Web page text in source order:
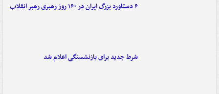
۶ دستاورد بزرگ ایران در ۱۶۰ روز رهبری رهبر انقلاب
شرط جدید برای بازنشستگی اعلام شد